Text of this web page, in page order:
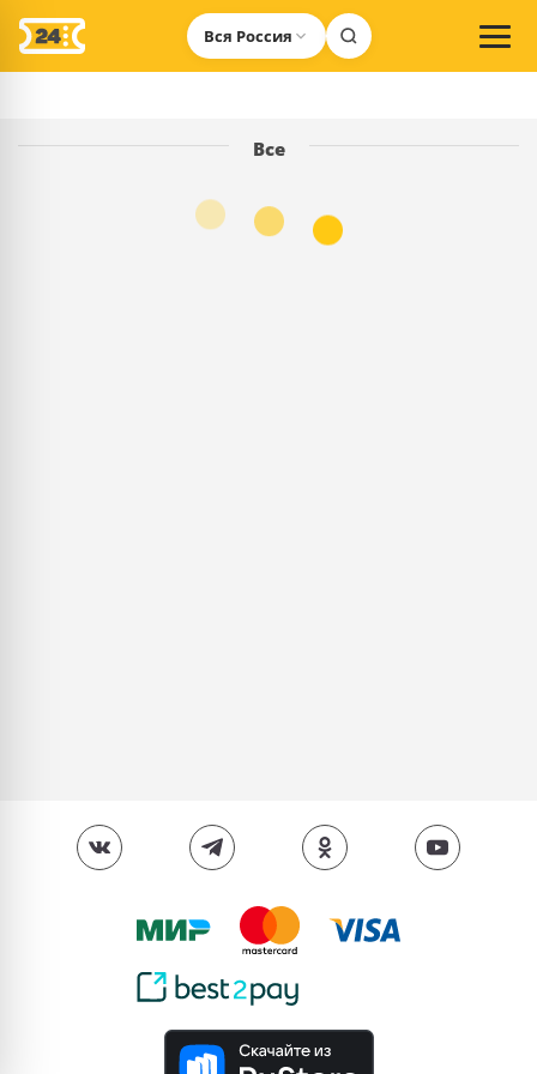
Вся Россия
Все